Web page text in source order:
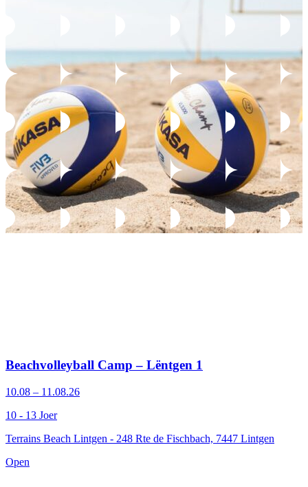
Beachvolleyball Camp – Lëntgen 1
10.08 – 11.08.26
10 - 13 Joer
Terrains Beach Lintgen - 248 Rte de Fischbach, 7447 Lintgen
Open